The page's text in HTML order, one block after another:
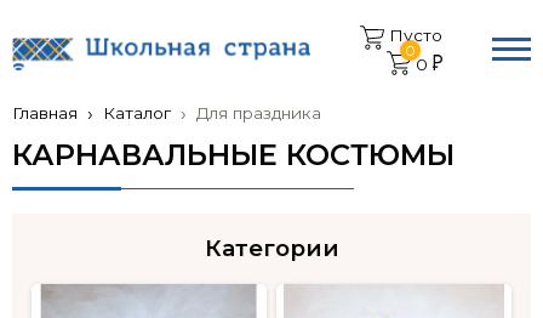
Пусто
0
0
Главная Каталог Для праздника
КАРНАВАЛЬНЫЕ КОСТЮМЫ
Категории